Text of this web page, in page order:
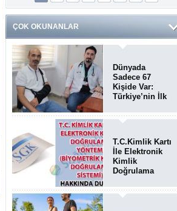
ÇOK OKUNANLAR
Dünyada
Sadece 67
Kişide Var:
Türkiye’nin İlk
Sendromu
Vakası
Teşhis Edildi
T.C.Kimlik Kartı
İle Elektronik
Kimlik
Doğrulama
(Biyometrik
Kimlik